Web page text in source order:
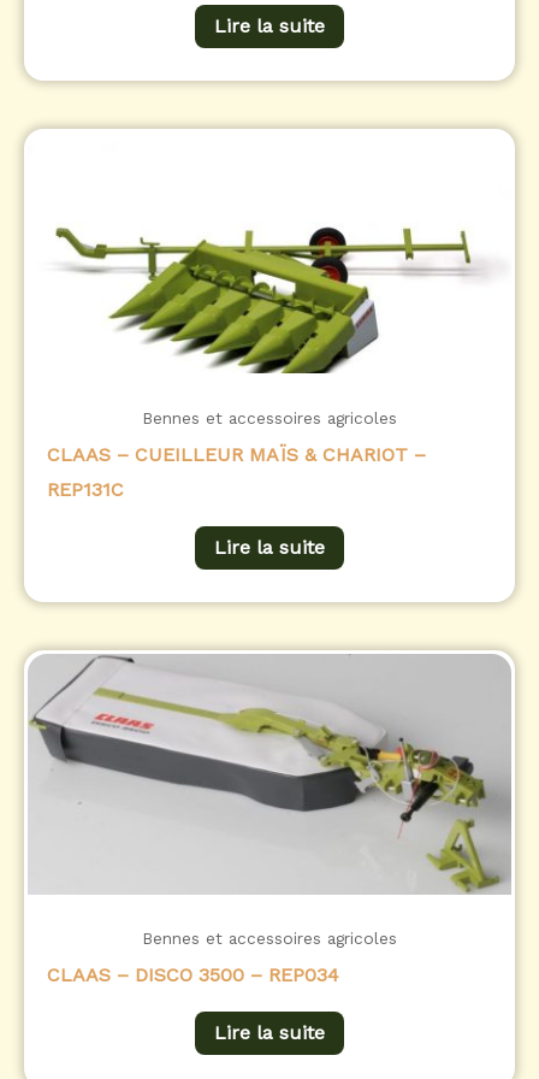
Lire la suite
Bennes et accessoires agricoles
CLAAS – CUEILLEUR MAÏS & CHARIOT –
REP131C
Lire la suite
Bennes et accessoires agricoles
CLAAS – DISCO 3500 – REP034
Lire la suite